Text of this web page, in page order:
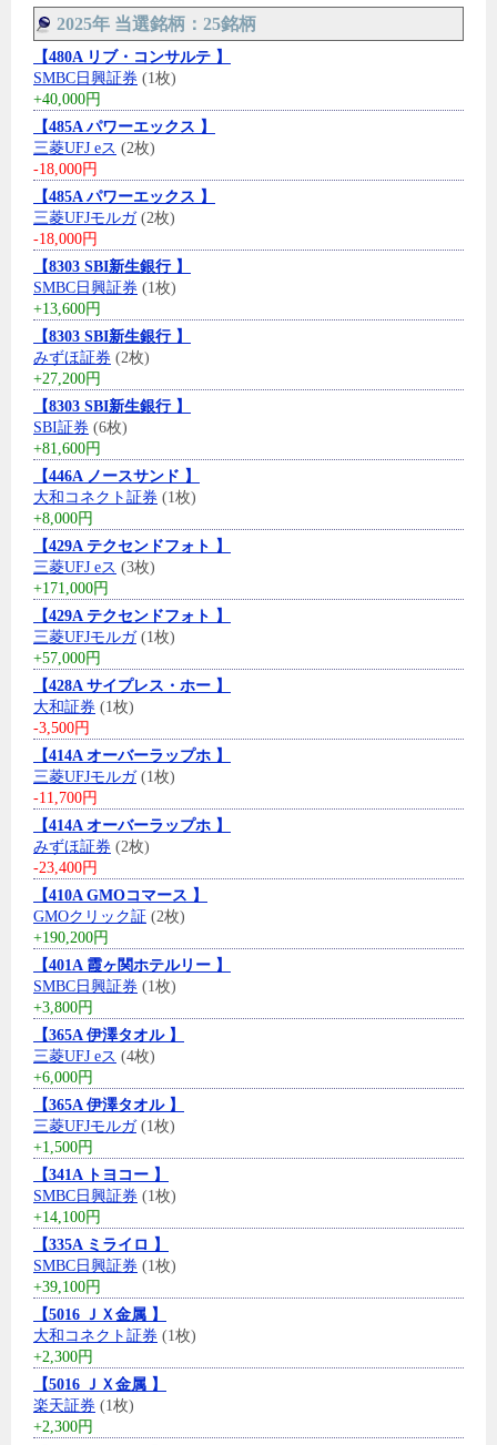
2025年 当選銘柄：25銘柄
【480A リブ・コンサルテ 】
SMBC日興証券 (1枚)
+40,000円
【485A パワーエックス 】
三菱UFJ eス (2枚)
-18,000円
【485A パワーエックス 】
三菱UFJモルガ(2枚)
-18,000円
【8303 SBI新生銀行 】
SMBC日興証券 (1枚)
+13,600円
【8303 SBI新生銀行 】
みずほ証券 (2枚)
+27,200円
【8303 SBI新生銀行 】
SBI証券 (6枚)
+81,600円
【446A ノースサンド 】
大和コネクト証券 (1枚)
+8,000円
【429A テクセンドフォト 】
三菱UFJ eス (3枚)
+171,000円
【429A テクセンドフォト 】
三菱UFJモルガ(1枚)
+57,000円
【428A サイプレス・ホー 】
大和証券 (1枚)
-3,500円
【414A オーバーラップホ 】
三菱UFJモルガ(1枚)
-11,700円
【414A オーバーラップホ 】
みずほ証券 (2枚)
-23,400円
【410A GMOコマース 】
GMOクリック証 (2枚)
+190,200円
【401A 霞ヶ関ホテルリー 】
SMBC日興証券 (1枚)
+3,800円
【365A 伊澤タオル 】
三菱UFJ eス (4枚)
+6,000円
【365A 伊澤タオル 】
三菱UFJモルガ(1枚)
+1,500円
【341A トヨコー 】
SMBC日興証券 (1枚)
+14,100円
【335A ミライロ 】
SMBC日興証券 (1枚)
+39,100円
【5016 ＪＸ金属 】
大和コネクト証券 (1枚)
+2,300円
【5016 ＪＸ金属 】
楽天証券 (1枚)
+2,300円